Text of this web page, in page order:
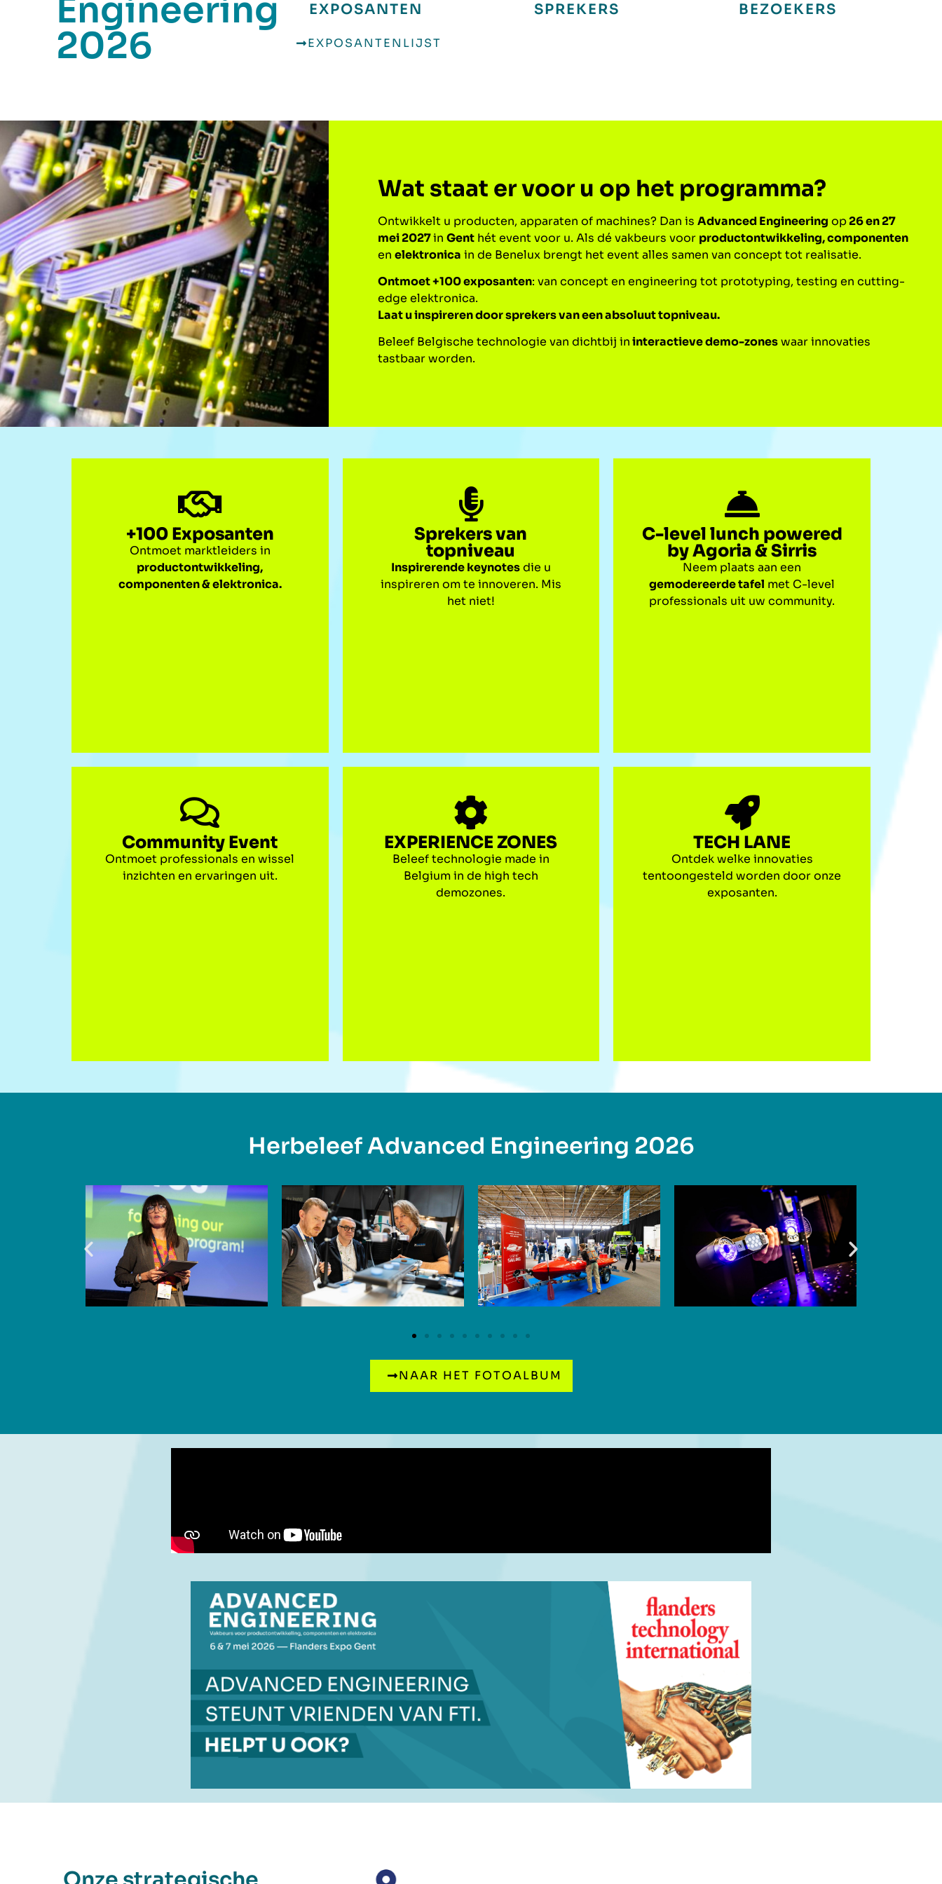
Engineering
2026
EXPOSANTEN
EXPOSANTENLIJST
SPREKERS BEZOEKERS
Wat staat er voor u op het programma?
Ontwikkelt u producten, apparaten of machines? Dan is Advanced Engineering op26 en 27
mei 2027in Genthét event voor u. Als dé vakbeurs voor productontwikkeling, componenten
en elektronica in de Benelux brengt het event alles samen van concept tot realisatie.
Ontmoet +100 exposanten: van concept en engineering tot prototyping, testing en cutting-
edge elektronica.
Laat u inspireren door sprekers van een absoluut topniveau.
Beleef Belgische technologie van dichtbij ininteractieve demo-zoneswaar innovaties
tastbaar worden.
+100 Exposanten
Ontmoet marktleiders in
productontwikkeling,
componenten & elektronica.
Sprekers van
topniveau
Inspirerende keynotesdie u
inspireren om te innoveren. Mis
het niet!
C-level lunch powered
by Agoria & Sirris
Neem plaats aan een
gemodereerde tafel met C-level
professionals uit uw community.
Community Event
Ontmoet professionals en wissel
inzichten en ervaringen uit.
EXPERIENCE ZONES
Beleef technologie made in
Belgium in de high tech
demozones.
TECH LANE
Ontdek welke innovaties
tentoongesteld worden door onze
exposanten.
Herbeleef Advanced Engineering 2026
NAAR HET FOTOALBUM